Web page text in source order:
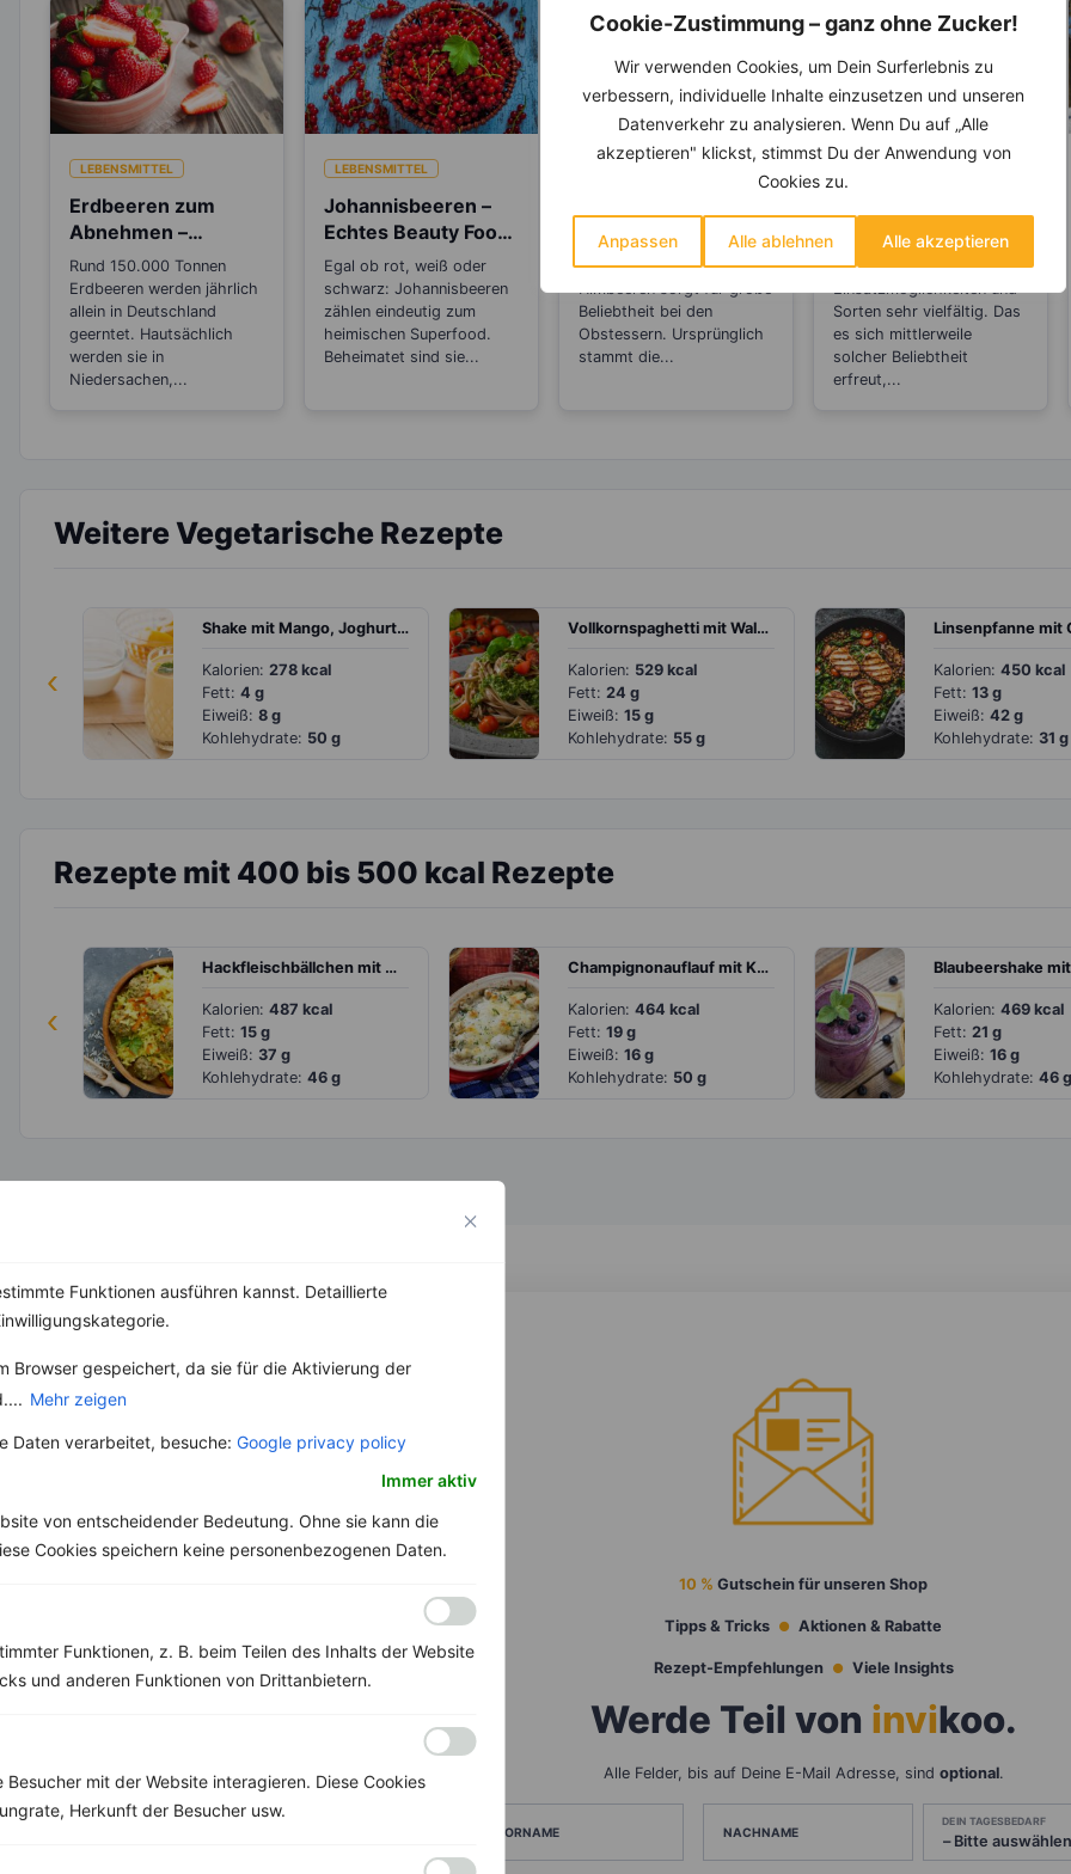
Cookie-Zustimmung – ganz ohne Zucker!
Wir verwenden Cookies, um Dein Surferlebnis zu
verbessern, individuelle Inhalte einzusetzen und unseren
Datenverkehr zu analysieren. Wenn Du auf „Alle
akzeptieren" klickst, stimmst Du der Anwendung von
Cookies zu.
Anpassen Alle ablehnen Alle akzeptieren
Funktionen ausführen kannst. Detaillierte
Browser gespeichert, da sie für die Aktivierung der
Mehr zeigen
Daten verarbeitet, besuche: Google privacy policy
Immer aktiv
von entscheidender Bedeutung. Ohne sie kann die
Cookies speichern keine personenbezogenen Daten.
Funktionen, z. B. beim Teilen des Inhalts der Website
und anderen Funktionen von Drittanbietern.
mit der Website interagieren. Diese Cookies
Herkunft der Besucher usw.
LEBENSMITTEL
Erdbeeren zum
Abnehmen –
Wusstest du, das
sie botanisch
gesehen Nüsse
sind?
Rund 150.000 Tonnen
Erdbeeren werden jährlich
allein in Deutschland
geerntet. Hautsächlich
werden sie in
Niedersachen,...
LEBENSMITTEL
Johannisbeeren –
Echtes Beauty Food
für Haut und Haare
Egal ob rot, weiß oder
schwarz: Johannisbeeren
zählen eindeutig zum
heimischen Superfood.
Beheimatet sind sie...
Himbeeren gut zum
Abnehmen?
Das süßliche Aroma von
Beliebtheit bei den
Obstessern. Ursprünglich
stammt die...
Vorteile des
Nussmus ist an
Sorten sehr vielfältig. Das
es sich mittlerweile
solcher Beliebtheit
erfreut,...
Weitere Vegetarische Rezepte
‹
Shake mit Mango, Joghurt und Mandelmus
Kalorien: 278 kcal
Fett: 4 g
Eiweiß: 8 g
Kohlehydrate: 50 g
Vollkornspaghetti mit Walnusspesto und Kirschtomaten
Kalorien: 529 kcal
Fett: 24 g
Eiweiß: 15 g
Kohlehydrate: 55 g
Kalorien: 450 kcal
Fett: 13 g
Eiweiß: 42 g
Kohlehydrate: 31 g
Rezepte mit 400 bis 500 kcal Rezepte
‹
Hackfleischbällchen mit Möhrenrisotto
Kalorien: 487 kcal
Fett: 15 g
Eiweiß: 37 g
Kohlehydrate: 46 g
Champignonauflauf mit Kartoffeln und veganem Mozzarella
Kalorien: 464 kcal
Fett: 19 g
Eiweiß: 16 g
Kohlehydrate: 50 g
Kalorien: 469 kcal
Fett: 21 g
Eiweiß: 16 g
Kohlehydrate: 46 g
10 % Gutschein für unseren Shop
Tipps & Tricks Aktionen & Rabatte
Rezept-Empfehlungen Viele Insights
Werde Teil von invikoo.
Alle Felder, bis auf Deine E-Mail Adresse, sind optional.
VORNAME NACHNAME
DEIN TAGESBEDARF